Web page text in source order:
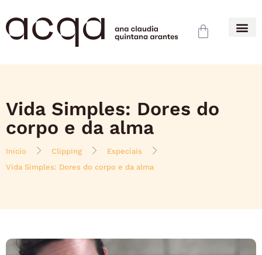
Vida Simples: Dores do
corpo e da alma
Início Clipping
Especiais
Vida Simples: Dores do corpo e da alma